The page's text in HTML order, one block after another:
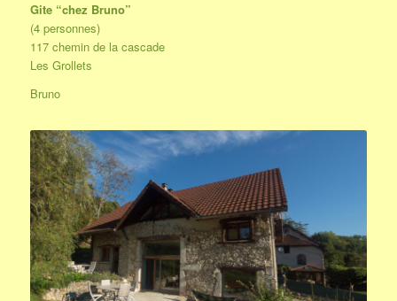
Gite “chez Bruno”
(4 personnes)
117 chemin de la cascade
Les Grollets
Bruno